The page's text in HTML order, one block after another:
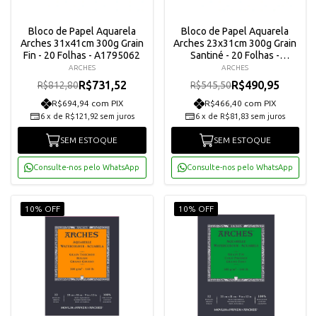
Bloco de Papel Aquarela
Arches 31x41cm 300g Grain
Fin - 20 Folhas - A1795062
ARCHES
R$812,80R$731,52
R$694,94 com PIX
6 x de R$121,92 sem juros
SEM ESTOQUE
Consulte-nos pelo WhatsApp
Bloco de Papel Aquarela
Arches 23x31cm 300g Grain
Santiné - 20 Folhas -
A1795072
ARCHES
R$545,50R$490,95
R$466,40 com PIX
6 x de R$81,83 sem juros
SEM ESTOQUE
Consulte-nos pelo WhatsApp
10% OFF 10% OFF